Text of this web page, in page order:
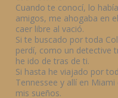
Cuando te conocí, lo
amigos, me ahogaba en
caer libre al vació.
Si te buscado por toda
perdí, como un detective
he ido de tras de ti.
Si hasta he viajado por
Tennessee y allí en
mis sueños.